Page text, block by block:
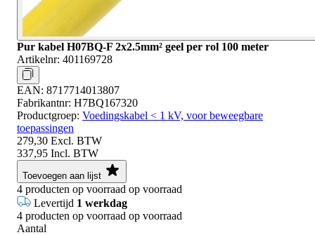
Pur kabel H07BQ-F 2x2.5mm² geel per rol 100 meter
Artikelnr: 401169728
EAN: 8717714013807
Fabrikantnr: H7BQ167320
Productgroep: Voedingskabel < 1 kV, voor beweegbare
toepassingen
279,30 Excl. BTW
337,95 Incl. BTW
Toevoegen aan lijst
4 producten op voorraad op voorraad
Levertijd 1 werkdag
4 producten op voorraad op voorraad
Aantal